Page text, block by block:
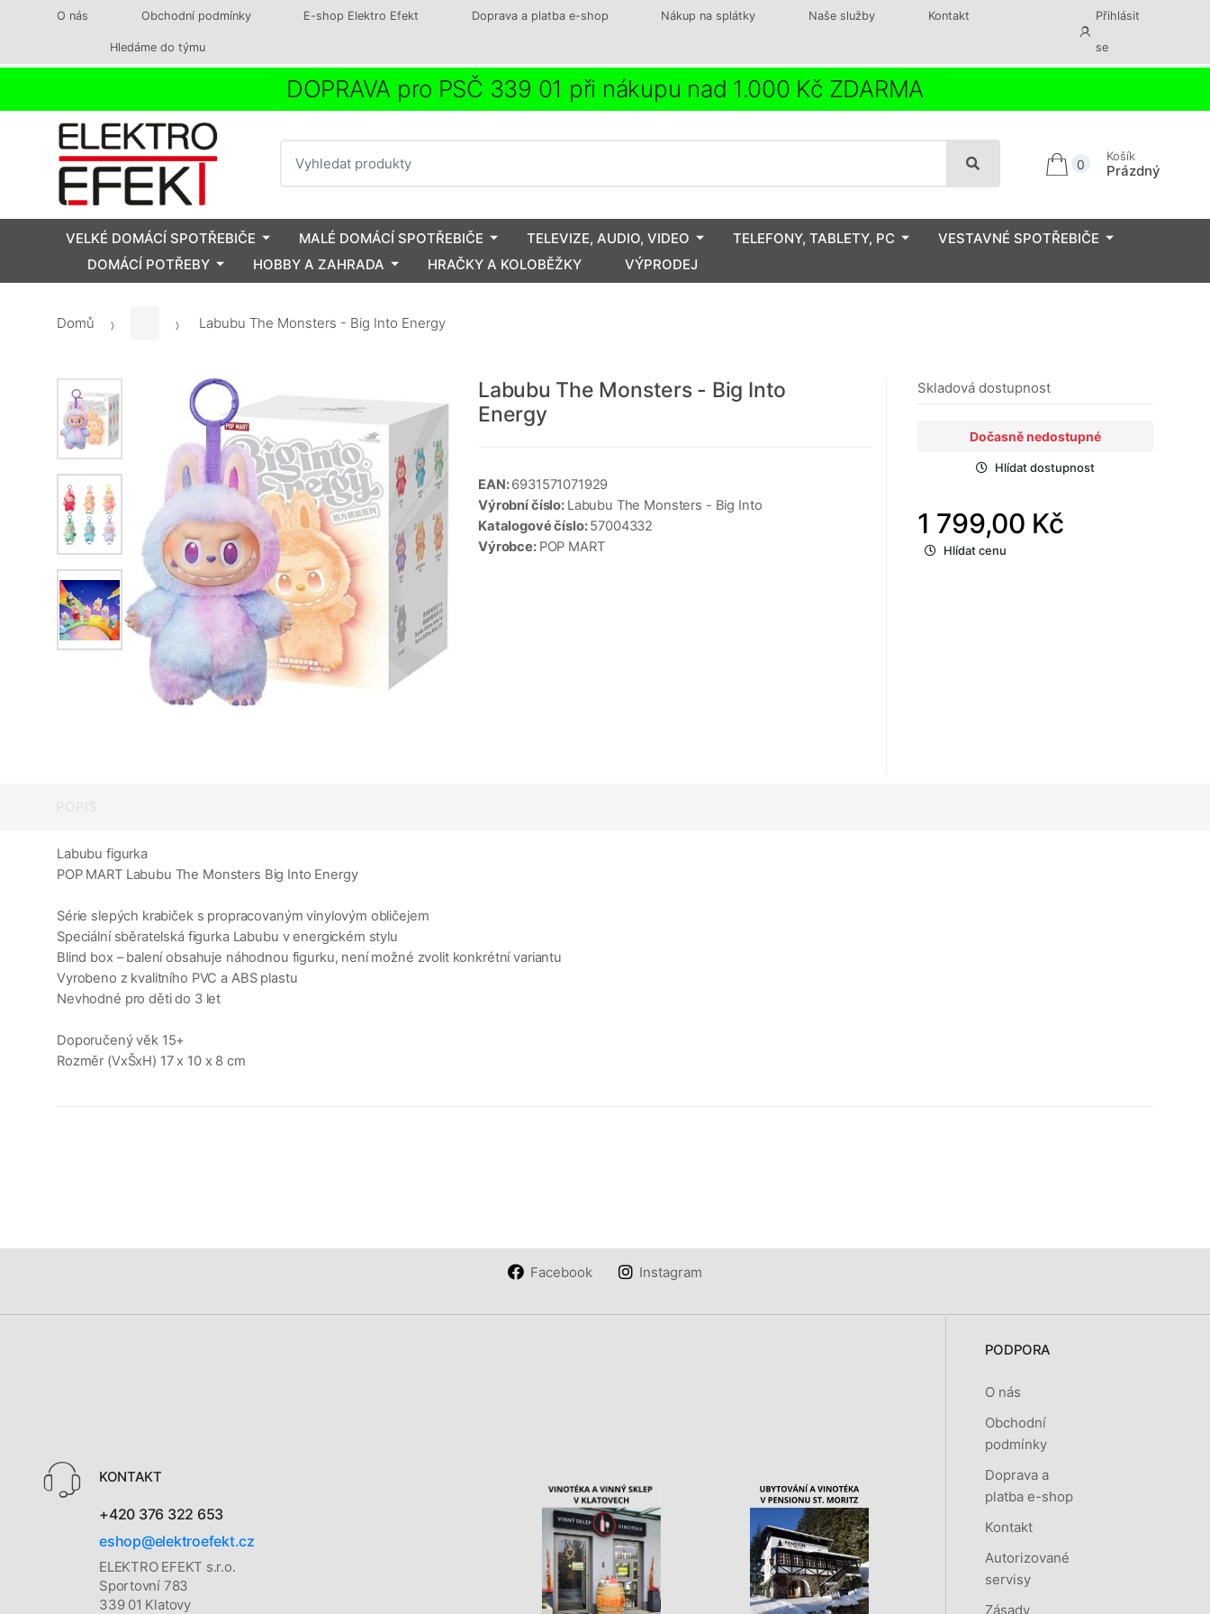
O nás Obchodní podmínky E-shop Elektro Efekt Doprava a platba e-shop Nákup na splátky Naše služby Kontakt
Hledáme do týmu
Přihlásit
se
DOPRAVA pro PSČ 339 01 při nákupu nad 1.000 Kč ZDARMA
0
Košík
Prázdný
VELKÉ DOMÁCÍ SPOTŘEBIČE MALÉ DOMÁCÍ SPOTŘEBIČE TELEVIZE, AUDIO, VIDEO TELEFONY, TABLETY, PC
VESTAVNÉ SPOTŘEBIČE
DOMÁCÍ POTŘEBY
HOBBY A ZAHRADA HRAČKY A KOLOBĚŽKY VÝPRODEJ
Domů Labubu The Monsters - Big Into Energy
Labubu The Monsters - Big Into
Energy
EAN:6931571071929
Výrobní číslo: Labubu The Monsters - Big Into
Katalogové číslo:57004332
Výrobce: POP MART
Skladová dostupnost
Dočasně nedostupné
Hlídat dostupnost
1 799,00 Kč
Hlídat cenu
Labubu figurka
POP MART Labubu The Monsters Big Into Energy
Série slepých krabiček s propracovaným vinylovým obličejem
Speciální sběratelská figurka Labubu v energickém stylu
Blind box – balení obsahuje náhodnou figurku, není možné zvolit konkrétní variantu
Vyrobeno z kvalitního PVC a ABS plastu
Nevhodné pro děti do 3 let
Doporučený věk 15+
Rozměr (VxŠxH) 17 x 10 x 8 cm
Facebook Instagram
KONTAKT
+420 376 322 653
eshop@elektroefekt.cz
ELEKTRO EFEKT s.r.o.
Sportovní 783
339 01 Klatovy
PODPORA
O nás
Obchodní
podmínky
Doprava a
platba e-shop
Kontakt
Autorizované
servisy
Zásady